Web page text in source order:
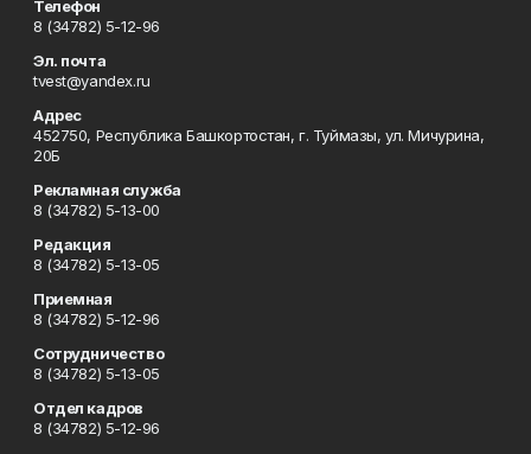
Телефон
8 (34782) 5-12-96
Эл. почта
tvest@yandex.ru
Адрес
452750, Республика Башкортостан, г. Туймазы, ул. Мичурина,
20Б
Рекламная служба
8 (34782) 5-13-00
Редакция
8 (34782) 5-13-05
Приемная
8 (34782) 5-12-96
Сотрудничество
8 (34782) 5-13-05
Отдел кадров
8 (34782) 5-12-96